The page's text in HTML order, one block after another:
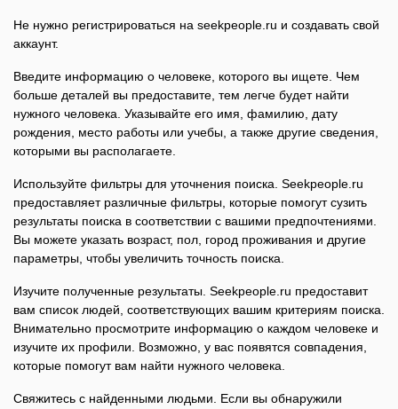
Не нужно регистрироваться на seekpeople.ru и создавать свой
аккаунт.
Введите информацию о человеке, которого вы ищете. Чем
больше деталей вы предоставите, тем легче будет найти
нужного человека. Указывайте его имя, фамилию, дату
рождения, место работы или учебы, а также другие сведения,
которыми вы располагаете.
Используйте фильтры для уточнения поиска. Seekpeople.ru
предоставляет различные фильтры, которые помогут сузить
результаты поиска в соответствии с вашими предпочтениями.
Вы можете указать возраст, пол, город проживания и другие
параметры, чтобы увеличить точность поиска.
Изучите полученные результаты. Seekpeople.ru предоставит
вам список людей, соответствующих вашим критериям поиска.
Внимательно просмотрите информацию о каждом человеке и
изучите их профили. Возможно, у вас появятся совпадения,
которые помогут вам найти нужного человека.
Свяжитесь с найденными людьми. Если вы обнаружили